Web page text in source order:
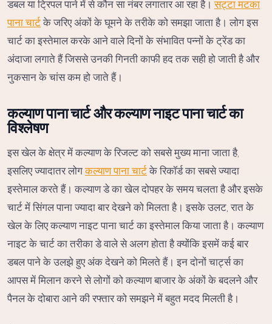
डबल या ट्रिपल पाने में से कौन सा नंबर लगातार आ रहा है।सट्टा मटका
पाना चार्टके जरिए अंकों के घूमने के तरीके को समझा जाता है। लोग इस
चार्ट का इस्तेमाल करके आने वाले दिनों के संभावित पन्नों के ट्रेंड का
अंदाजा लगाते हैं जिससे उनकी गिनती काफी हद तक सही हो जाती है और
नुकसान के चांस कम हो जाते हैं।
कल्याण पाना चार्ट और कल्याण नाइट पाना चार्ट का
विश्लेषण
इस खेल के क्षेत्र में कल्याण के रिजल्ट को सबसे मुख्य माना जाता है,
इसलिए ज्यादातर लोगकल्याण पाना चार्टके रिकॉर्ड का सबसे ज्यादा
इस्तेमाल करते हैं। कल्याण डे का खेल दोपहर के समय चलता है और इसके
चार्ट में सिंगल पाना ज्यादा बार देखने को मिलता है। इसके उलट, रात के
खेल के लिए कल्याण नाइट पाना चार्ट का इस्तेमाल किया जाता है। कल्याण
नाइट के चार्ट का तरीका डे वाले से अलग होता है क्योंकि इसमें कई बार
डबल पाने के उलझे हुए अंक देखने को मिलते हैं। इन दोनों चार्ट्स का
आपस में मिलान करने से लोगों को कल्याण बाजार के अंकों के बदलने और
पैनल के दोबारा आने की रफ्तार को समझने में बहुत मदद मिलती है।